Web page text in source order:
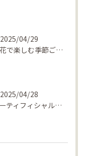
2025/04/29
造花で楽しむ季節ごとのインテリア
2025/04/28
アーティフィシャルフラワーで学ぶ基礎と活用法